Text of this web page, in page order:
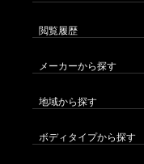
閲覧履歴
メーカーから探す
地域から探す
ボディタイプから探す